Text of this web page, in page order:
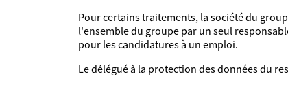
Pour certains traitements, la société du
l'ensemble du groupe par un seul
pour les candidatures à un emploi.
Le délégué à la protection des données du